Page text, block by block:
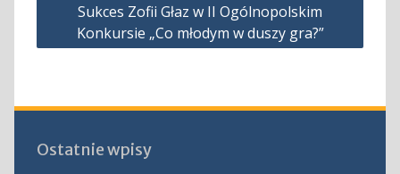
Sukces Zofii Głaz w II Ogólnopolskim
Konkursie „Co młodym w duszy gra?”
Ostatnie wpisy